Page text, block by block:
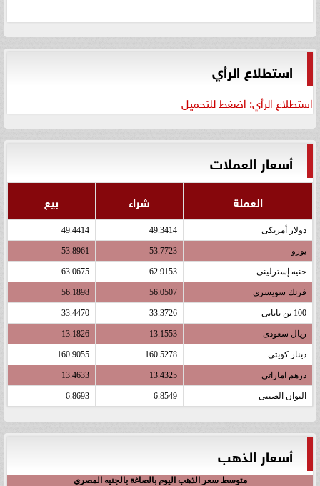
استطلاع الرأي
استطلاع الرأي: اضغط للتحميل
أسعار العملات
العملة شراء بيع
دولار أمريكى 49.3414
49.4414
يورو 53.7723
53.8961
جنيه إسترلينى 62.9153
63.0675
فرنك سويسرى 56.0507
56.1898
100 ين يابانى 33.3726
33.4470
ريال سعودى 13.1553
13.1826
دينار كويتى 160.5278
160.9055
درهم اماراتى 13.4325
13.4633
اليوان الصينى 6.8549
6.8693
أسعار الذهب
متوسط سعر الذهب اليوم بالصاغة بالجنيه المصري